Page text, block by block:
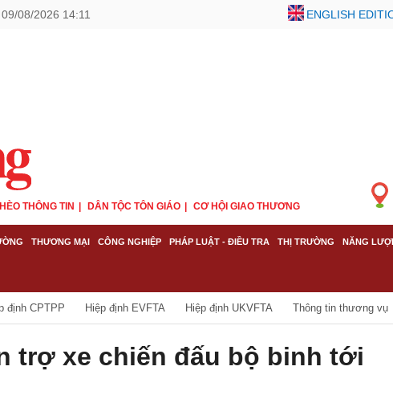
08/2026 14:11 ENGLISH
THÔNG TIN DÂN TỘC TÔN GIÁO CƠ HỘI GIAO THƯƠNG
THƯƠNG MẠI CÔNG NGHIỆP PHÁP LUẬT - ĐIỀU TRA THỊ TRƯỜNG NĂNG
định CPTPP Hiệp định EVFTA Hiệp định UKVFTA Thông tin thương vụ
trợ xe chiến đấu bộ binh tới